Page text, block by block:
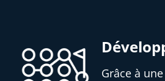
Grâce à